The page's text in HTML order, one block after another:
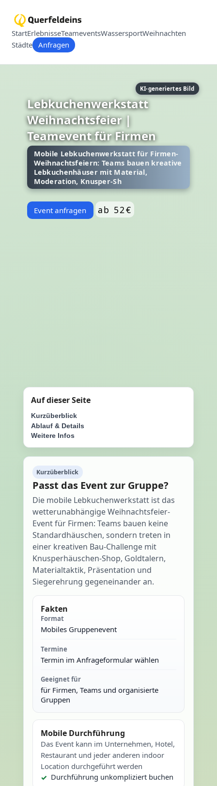
StartErlebnisseTeameventsWassersportWeihnachten
Städte Anfragen
KI-generiertes Bild
Lebkuchenwerkstatt
Weihnachtsfeier |
Teamevent für Firmen
Mobile Lebkuchenwerkstatt für Firmen-
Weihnachtsfeiern: Teams bauen kreative
Lebkuchenhäuser mit Material,
Moderation, Knusper-Sh
Event anfragen ab 52€
Kurzüberblick
Passt das Event zur Gruppe?
Die mobile Lebkuchenwerkstatt ist das
wetterunabhängige Weihnachtsfeier-
Event für Firmen: Teams bauen keine
Standardhäuschen, sondern treten in
einer kreativen Bau-Challenge mit
Knusperhäuschen-Shop, Goldtalern,
Materialtaktik, Präsentation und
Siegerehrung gegeneinander an.
Fakten
Format
Mobiles Gruppenevent
Termine
Termin im Anfrageformular wählen
Geeignet für
für Firmen, Teams und organisierte
Gruppen
Mobile Durchführung
Das Event kann im Unternehmen, Hotel,
Restaurant und jeder anderen indoor
Location durchgeführt werden
Durchführung unkompliziert buchen
Auf dieser Seite
Kurzüberblick
Ablauf & Details
Weitere Infos